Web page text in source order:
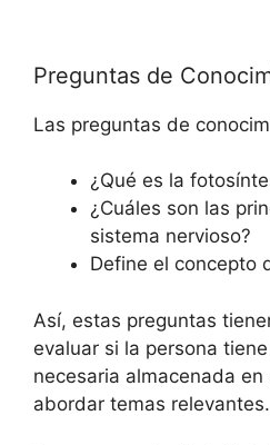
Preguntas de
Las preguntas de
¿Qué es la
¿Cuáles son las
sistema nervioso?
Define el concepto
Así, estas preguntas
evaluar si la persona
necesaria almacenada en
abordar temas relevantes.